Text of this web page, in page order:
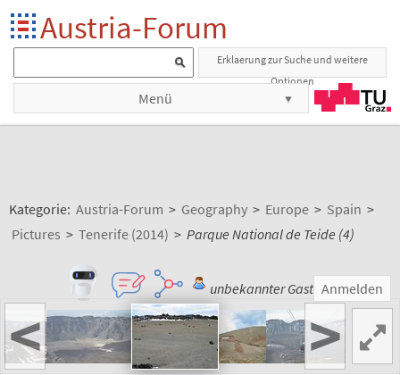
Austria-Forum
Erklaerung zur Suche und weitere
Optionen
Menü
Kategorie: Austria-Forum > Geography > Europe > Spain >
Pictures > Tenerife (2014) > Parque National de Teide (4)
unbekannter Gast Anmelden
< >